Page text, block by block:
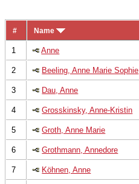
# Name
1 Anne
2 Beeling, Anne Marie Sophie
3 Dau, Anne
4 Grosskinsky, Anne-Kristin
5 Groth, Anne Marie
6 Grothmann, Annedore
7 Köhnen, Anne